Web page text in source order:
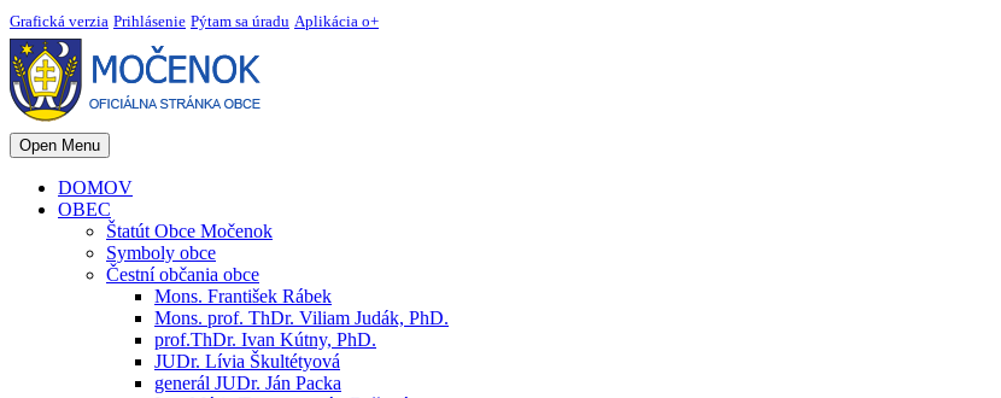
Grafická verzia Prihlásenie Pýtam sa úradu Aplikácia o+
Open Menu
DOMOV
OBEC
Štatút Obce Močenok
Symboly obce
Čestní občania obce
Mons. František Rábek
Mons. prof. ThDr. Viliam Judák, PhD.
prof.ThDr. Ivan Kútny, PhD.
JUDr. Lívia Škultétyová
generál JUDr. Ján Packa